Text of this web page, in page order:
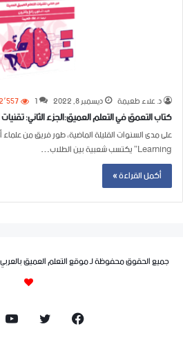
د. علاء طعيمة ديسمبر 8, 2022 1
كتاب التعمق في التعلم العميق:الجزء الثاني:
Learning” يكتسب شعبية بين الطلاب…
أكمل القراءة »
جميع الحقوق محفوظة لـ موقع التعلم العميق بالعربي
فيسبوك